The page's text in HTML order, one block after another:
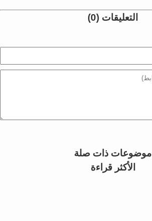
التعليقات (0)
موضوعات ذات صلة
الأكثر قراءة